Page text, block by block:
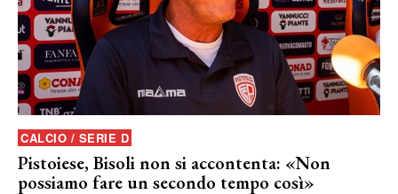
CALCIO / SERIE D
Pistoiese, Bisoli non si accontenta: «Non
possiamo fare un secondo tempo così»